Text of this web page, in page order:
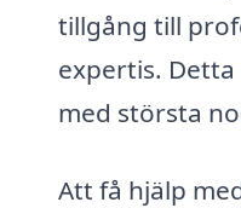
tillgång till
expertis.
med största
Att få hjälp